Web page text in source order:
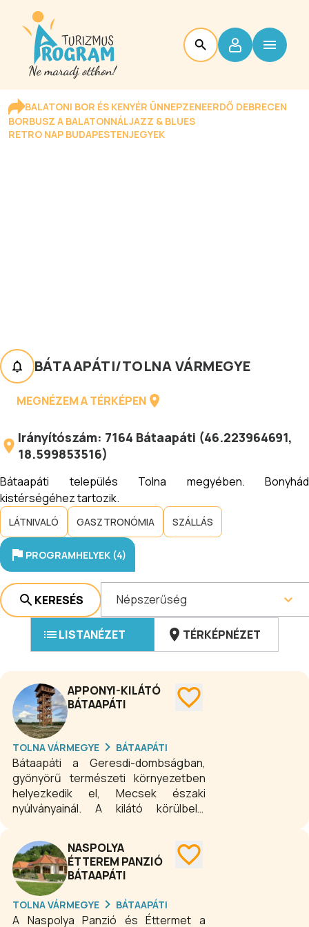
BALATONI BOR ÉS KENYÉR ÜNNEPZENEERDŐ DEBRECEN
BORBUSZ A BALATONNÁLJAZZ & BLUES
RETRO NAP BUDAPESTENJEGYEK
BÁTAAPÁTI/TOLNA VÁRMEGYE
MEGNÉZEM A TÉRKÉPEN
Irányítószám: 7164 Bátaapáti (46.223964691,
18.599853516)
Bátaapáti település Tolna megyében. Bonyhád
kistérségéhez tartozik.
LÁTNIVALÓ GASZTRONÓMIA SZÁLLÁS
PROGRAMHELYEK (4)
KERESÉS Népszerűség
LISTANÉZET TÉRKÉPNÉZET
APPONYI-KILÁTÓ
BÁTAAPÁTI
TOLNA VÁRMEGYE BÁTAAPÁTI
Bátaapáti a Geresdi-dombságban,
gyönyörű természeti környezetben
helyezkedik el, Mecsek északi
nyúlványainál. A kilátó körülbelül
faszerkezet, mely a település feletti
dombetetőn őrködik.
NASPOLYA
ÉTTEREM PANZIÓ
BÁTAAPÁTI
TOLNA VÁRMEGYE BÁTAAPÁTI
A Naspolya Panzió és Éttermet a